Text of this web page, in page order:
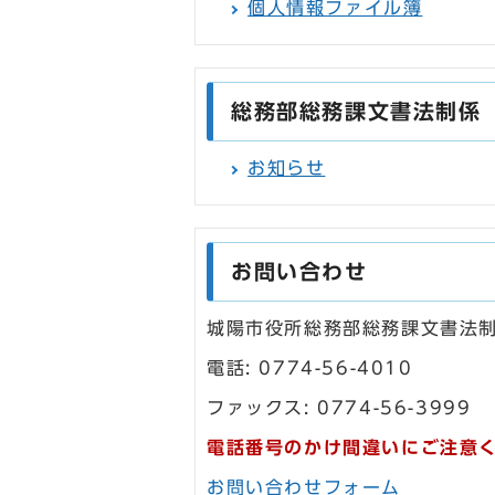
個人情報ファイル簿
総務部総務課文書法制係
お知らせ
お問い合わせ
城陽市役所総務部総務課文書法
電話: 0774-56-4010
ファックス: 0774-56-3999
電話番号のかけ間違いにご注意
お問い合わせフォーム